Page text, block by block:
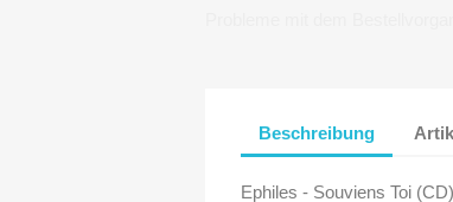
Beschreibung
Ephiles - Souviens Toi (CD)